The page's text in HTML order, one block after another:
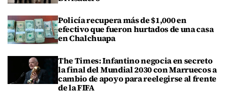
Policía recupera más de $1,000 en
efectivo que fueron hurtados de una casa
en Chalchuapa
The Times: Infantino negocia en secreto
la final del Mundial 2030 con Marruecos a
cambio de apoyo para reelegirse al frente
de la FIFA